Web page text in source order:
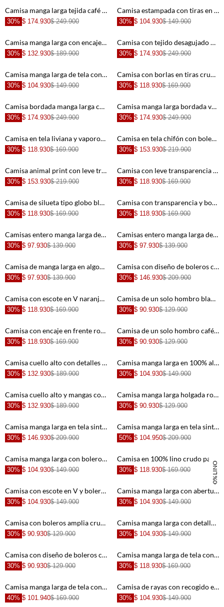
+ +
+ +
+ +
+ +
+
Camisa manga larga tejida café para mujer
30% $ 174.930$ 249.900
+
Camisa estampada con tiras en cuello para mujer
30% $ 104.930$ 149.900
+
Camisa manga larga con encajes crudo para mujer
30% $ 132.930$ 189.900
+
Camisa con tejido desagujado para mujer
30% $ 174.930$ 249.900
+
Camisa manga larga de tela con textura gris de silueta entallada para mujer
30% $ 104.930$ 149.900
+
Camisa con borlas en tiras crudo para mujer
30% $ 118.930$ 169.900
+
Camisa bordada manga larga crudo para mujer
30% $ 174.930$ 249.900
+
Camisa manga larga bordada verde para mujer
30% $ 174.930$ 249.900
+
Camisa en tela liviana y vaporosa crudo con diseño limpio para mujer
30% $ 118.930$ 169.900
+
Camisa en tela chifón con boleros rosada para mujer
30% $ 153.930$ 219.900
+
Camisa animal print con leve transparencia para mujer
30% $ 153.930$ 219.900
+
Camisa con leve transparencia negra para mujer
30% $ 118.930$ 169.900
+
Camisa de silueta tipo globo blanca para mujer
30% $ 118.930$ 169.900
+
Camisa con transparencia y bordado crudo para mujer
30% $ 118.930$ 169.900
+
Camisas entero manga larga de ajuste cómodo para mujer con acabado suave
30% $ 97.930$ 139.900
+
Camisas entero manga larga de ajuste cómodo para mujer de silueta ajustada
30% $ 97.930$ 139.900
+
Camisa de manga larga en algodón azul claro para mujer
30% $ 97.930$ 139.900
+
Camisa con diseño de boleros crudo de ajuste cómodo para mujer
30% $ 146.930$ 209.900
+
Camisa con escote en V naranja para mujer
30% $ 118.930$ 169.900
+
Camisa de un solo hombro blanca para mujer
30% $ 90.930$ 129.900
+
Camisa con encaje en frente roja para mujer
30% $ 118.930$ 169.900
+
Camisa de un solo hombro café para mujer
30% $ 90.930$ 129.900
+
Camisa cuello alto con detalles de bolillo para mujer
30% $ 132.930$ 189.900
+
Camisa manga larga en 100% algodón para mujer
30% $ 104.930$ 149.900
+
Camisa cuello alto y mangas con bolero azul para mujer
30% $ 132.930$ 189.900
+
Camisa manga larga holgada rosada para mujer
30% $ 90.930$ 129.900
+
Camisa manga larga en tela sintética verde para mujer
30% $ 146.930$ 209.900
+
Camisa manga larga en tela sintética café para mujer
50% $ 104.950$ 209.900
+
Camisa manga larga con boleros en escote crudo para mujer
30% $ 104.930$ 149.900 100% LINO
+
30% $ 118.930$ 169.900
Camisa con escote en V y boleros crudo con acabado acanalado para mujer
30% $ 104.930$ 149.900
Camisa manga larga con abertura en perilla azul para mujer
30% $ 104.930$ 149.900
Camisa con boleros amplia crudo para mujer
30% $ 90.930$ 129.900
Camisa manga larga con detalles de bolillo crudo para mujer
30% $ 104.930$ 149.900
Camisa con diseño de boleros crudo con diseño limpio para mujer
30% $ 90.930$ 129.900
Camisa manga larga de tela con textura crudo para mujer
30% $ 118.930$ 169.900
Camisa manga larga de tela con textura gris de silueta amplia para mujer
40% $ 101.940$ 169.900
Camisa de rayas con recogido en ruedo para mujer
30% $ 104.930$ 149.900